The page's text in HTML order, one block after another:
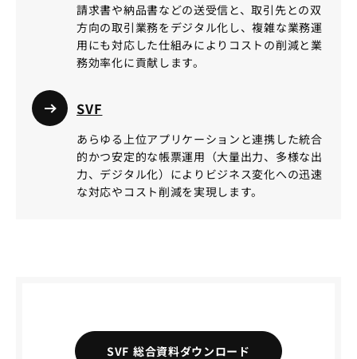
請求書や納品書などの送受信と、取引先との双
方向の取引業務をデジタル化し、複雑な業務運
用にも対応した仕組みによりコストの削減と業
務効率化に貢献します。
SVF
あらゆる上位アプリケーションと連携した統合
的かつ安定的な帳票運用（大量出力、多様な出
力、デジタル化）によりビジネス変化への迅速
な対応やコスト削減を実現します。
SVF 総合資料ダウンロード